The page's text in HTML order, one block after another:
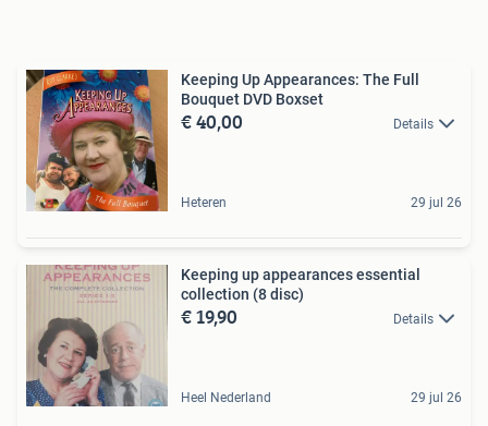
Keeping Up Appearances: The Full
Bouquet DVD Boxset
€ 40,00 Details
Heteren 29 jul 26
Keeping up appearances essential
collection (8 disc)
€ 19,90 Details
Heel Nederland 29 jul 26